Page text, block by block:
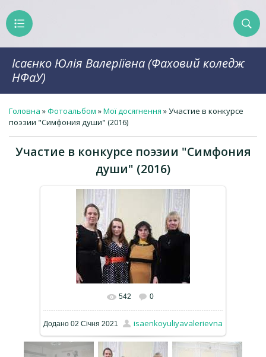
Ісаєнко Юлія Валеріївна (Фаховий коледж
НФаУ)
Головна »Фотоальбом »Мої досягнення » Участие в конкурсе
поэзии "Симфония души" (2016)
Участие в конкурсе поэзии "Симфония
души" (2016)
542 0
Додано 02 Січня 2021 isaenkoyuliyavalerievna